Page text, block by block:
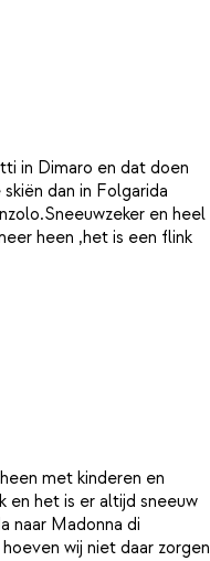
in Dimaro en dat doen
dan in Folgarida
en heel
heen ,het is een flink
met kinderen en
en het is er altijd sneeuw
naar Madonna di
wij niet daar zorgen